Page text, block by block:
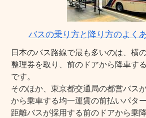
バスの乗り方と降り方のよく
日本のバス路線で最も多いのは、横
整理券を取り、前のドアから降車す
です。
そのほか、東京都交通局の都営バス
から乗車する均一運賃の前払いパタ
距離バスが採用する前のドアから乗